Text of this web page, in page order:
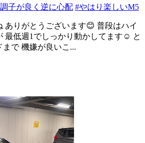
子が良く逆に心配 #やはり楽しいM5
ありがとうございます😊 普段はハイ
最低週1でしっかり動かしてます☺️ と
で 機嫌が良いこ...